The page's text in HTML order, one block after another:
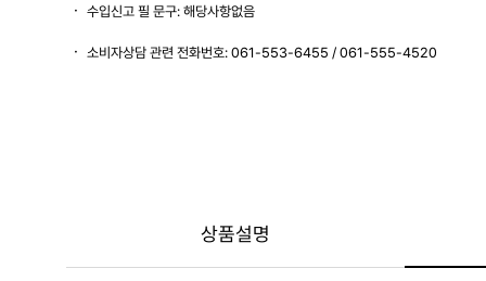
수입신고 필 문구: 해당사항없음
소비자상담 관련 전화번호: 061-553-6455 / 061-555-4520
상품설명